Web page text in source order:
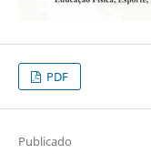
PDF
Publicado